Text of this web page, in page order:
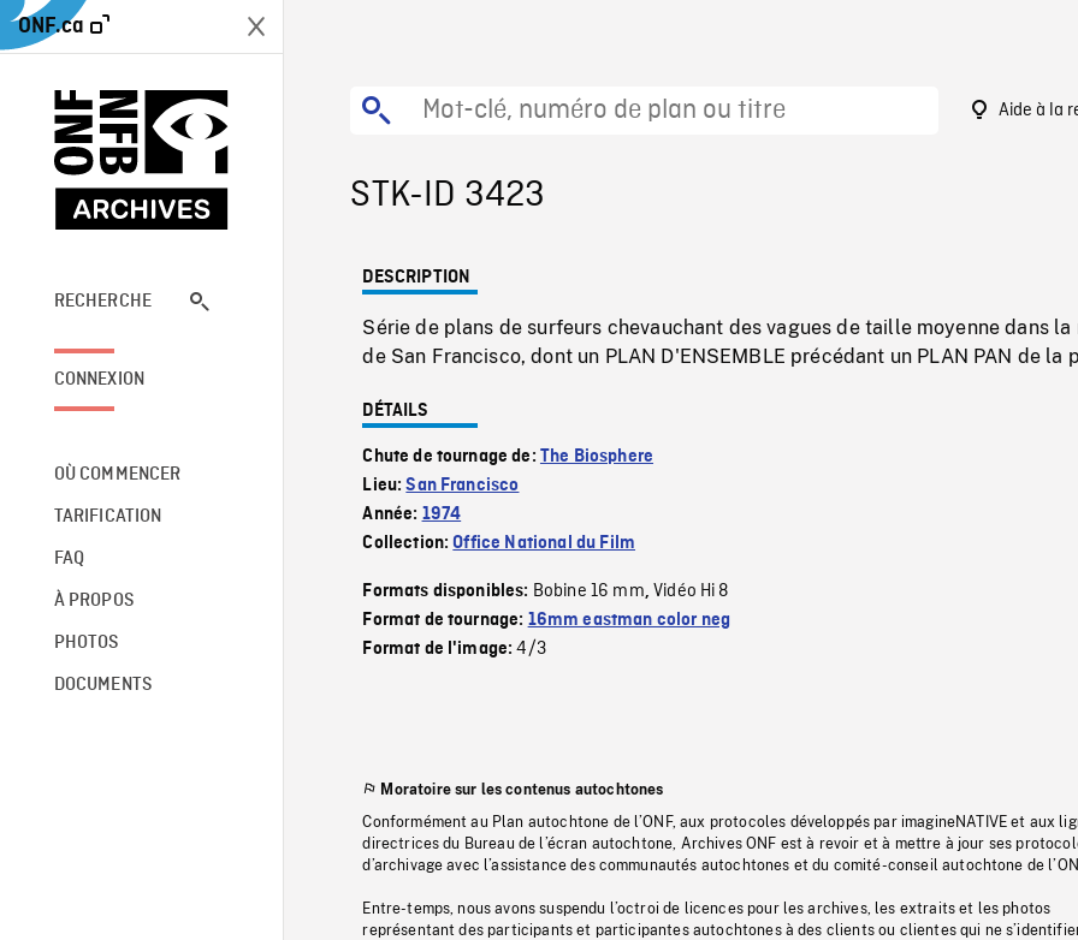
ONF.ca
RECHERCHE
CONNEXION
OÙ COMMENCER
TARIFICATION
FAQ
À PROPOS
PHOTOS
DOCUMENTS
Aide à la
STK-ID 3423
DESCRIPTION
Série de plans de surfeurs chevauchant des vagues de taille moyenne dans la
de San Francisco, dont un PLAN D'ENSEMBLE précédant un PLAN PAN de la
DÉTAILS
Chute de tournage de: The Biosphere
Lieu:San Francisco
Année: 1974
Collection:Office National du Film
Formats disponibles: Bobine 16 mm,Vidéo Hi 8
Format de tournage: 16mm eastman color neg
Format de l'image:4/3
Moratoire sur les contenus autochtones
Conformément au Plan autochtone de l’ONF, aux protocoles développés par imagineNATIVE et aux
directrices du Bureau de l’écran autochtone, Archives ONF est à revoir et à mettre à jour ses
d’archivage avec l’assistance des communautés autochtones et du comité-conseil autochtone de
Entre-temps, nous avons suspendu l’octroi de licences pour les archives, les extraits et les photos
représentant des participants et participantes autochtones à des clients ou clientes qui ne